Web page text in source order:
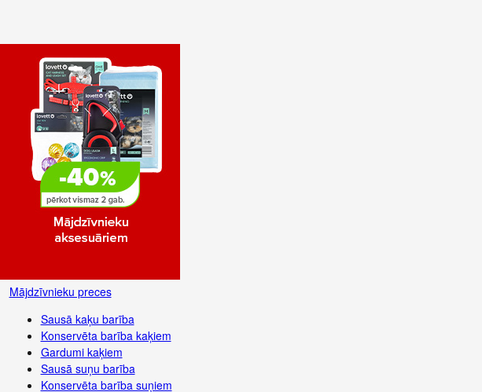
Mājdzīvnieku preces
Sausā kaķu barība
Konservēta barība kaķiem
Gardumi kaķiem
Sausā suņu barība
Konservēta barība suņiem